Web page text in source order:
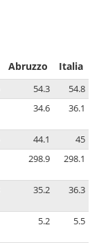
Abruzzo Italia
54.3
54.8
34.6 36.1
44.1
45
298.9 298.1
35.2 36.3
5.2 5.5